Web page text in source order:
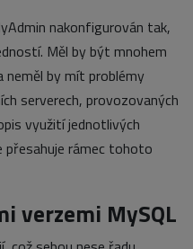
nakonfigurován tak,
Měl by být mnohem
neměl by mít problémy
serverech, provozovaných
využití jednotlivých
přesahuje rámec tohoto
verzemi MySQL